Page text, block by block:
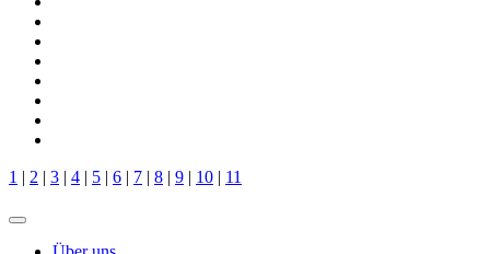
1 | 2 | 3 | 4 | 5 | 6 | 7 | 8 | 9 | 10 | 11